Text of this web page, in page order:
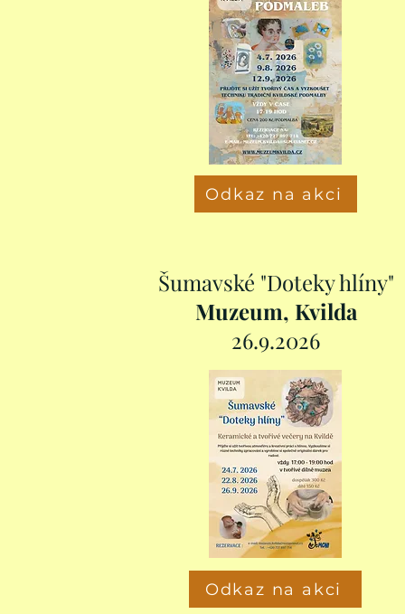
Odkaz na akci
Šumavské "Doteky hlíny"
Muzeum, Kvilda
26.9.2026
Odkaz na akci